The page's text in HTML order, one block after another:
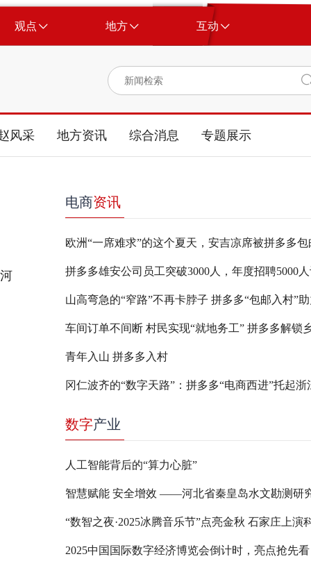
观点 地方 互动
风采 地方资讯 综合消息 专题展示
电商资讯
青年入山 拼多多入村
数字产业
人工智能背后的“算力心脏”
2025中国国际数字经济博览会倒计时，亮点抢先看